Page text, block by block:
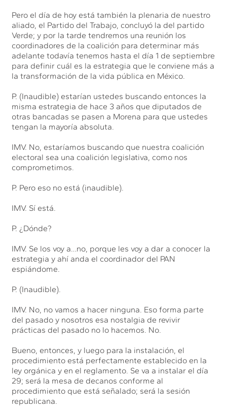
Pero el día de hoy está también la plenaria de nuestro
aliado, el Partido del Trabajo, concluyó la del partido
Verde; y por la tarde tendremos una reunión los
coordinadores de la coalición para determinar más
adelante todavía tenemos hasta el día 1 de septiembre
para definir cuál es la estrategia que le conviene más a
la transformación de la vida pública en México.
P. (Inaudible) estarían ustedes buscando entonces la
misma estrategia de hace 3 años que diputados de
otras bancadas se pasen a Morena para que ustedes
tengan la mayoría absoluta.
IMV. No, estaríamos buscando que nuestra coalición
electoral sea una coalición legislativa, como nos
comprometimos.
P. Pero eso no está (inaudible).
IMV. Sí está.
P. ¿Dónde?
IMV. Se los voy a…no, porque les voy a dar a conocer la
estrategia y ahí anda el coordinador del PAN
espiándome.
P. (Inaudible).
IMV. No, no vamos a hacer ninguna. Eso forma parte
del pasado y nosotros esa nostalgia de revivir
prácticas del pasado no lo hacemos. No.
Bueno, entonces, y luego para la instalación, el
procedimiento está perfectamente establecido en la
ley orgánica y en el reglamento. Se va a instalar el día
29; será la mesa de decanos conforme al
procedimiento que está señalado; será la sesión
republicana.